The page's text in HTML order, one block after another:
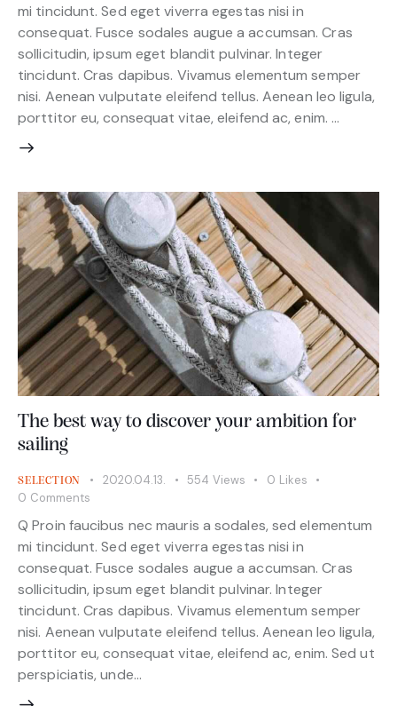
mi tincidunt. Sed eget viverra egestas nisi in
consequat. Fusce sodales augue a accumsan. Cras
sollicitudin, ipsum eget blandit pulvinar. Integer
tincidunt. Cras dapibus. Vivamus elementum semper
nisi. Aenean vulputate eleifend tellus. Aenean leo ligula,
porttitor eu, consequat vitae, eleifend ac, enim. …
The best way to discover your ambition for
sailing
SELECTION 2020.04.13. 554 Views 0 Likes
0 Comments
Q Proin faucibus nec mauris a sodales, sed elementum
mi tincidunt. Sed eget viverra egestas nisi in
consequat. Fusce sodales augue a accumsan. Cras
sollicitudin, ipsum eget blandit pulvinar. Integer
tincidunt. Cras dapibus. Vivamus elementum semper
nisi. Aenean vulputate eleifend tellus. Aenean leo ligula,
porttitor eu, consequat vitae, eleifend ac, enim. Sed ut
perspiciatis, unde…